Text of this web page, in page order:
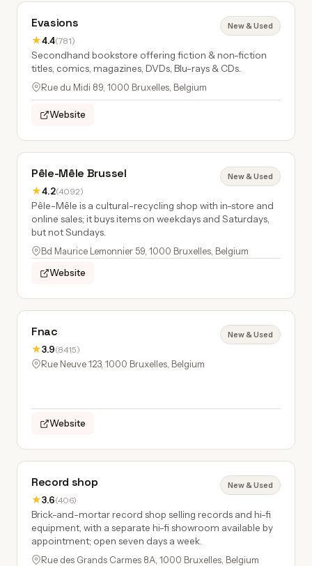
Evasions
★4.4(781)
New & Used
Secondhand bookstore offering fiction & non-fiction
titles, comics, magazines, DVDs, Blu-rays & CDs.
Rue du Midi 89, 1000 Bruxelles, Belgium
Website
Pêle-Mêle Brussel
★4.2(4092)
New & Used
Pêle-Mêle is a cultural-recycling shop with in-store and
online sales; it buys items on weekdays and Saturdays,
but not Sundays.
Bd Maurice Lemonnier 59, 1000 Bruxelles, Belgium
Website
Fnac
★3.9(8415)
New & Used
Rue Neuve 123, 1000 Bruxelles, Belgium
Website
Record shop
★3.6(406)
New & Used
Brick-and-mortar record shop selling records and hi-fi
equipment, with a separate hi-fi showroom available by
appointment; open seven days a week.
Rue des Grands Carmes 8A, 1000 Bruxelles, Belgium